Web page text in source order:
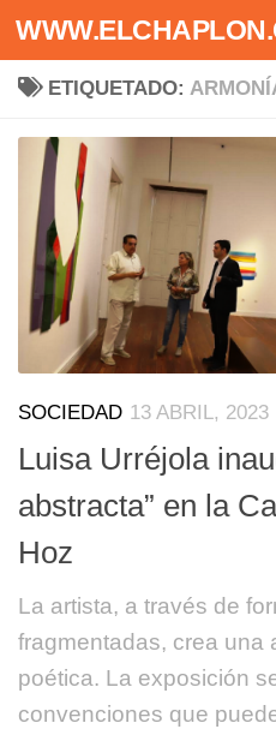
Saltar al contenido
ETIQUETADO:
SOCIEDAD 13 ABRIL, 2023
Luisa Urréjola
abstracta” en la
Hoz
La artista, a través de
fragmentadas, crea una
poética. La exposición
convenciones que